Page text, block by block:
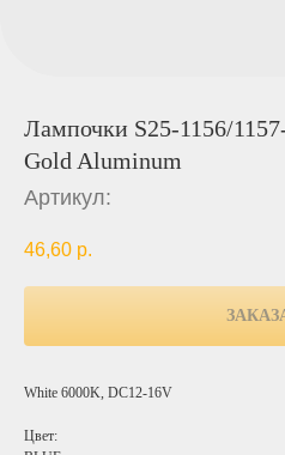
Лампочки S25-1156/
Gold Aluminum
Артикул:
46,60 р.
White 6000K, DC12-16V
Цвет: